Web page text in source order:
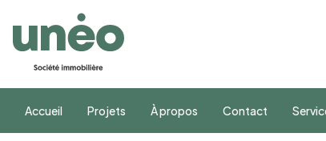
Accueil Projets À propos Contact